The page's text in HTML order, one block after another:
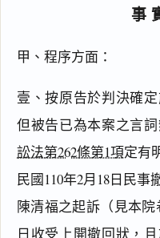
事
甲、程序方面：
壹、按原告於判決確
但被告已為本案之言
訟法第262條第1項定有
民國110年2月18日民事
陳清福之起訴（見本
日收受上開撤回狀，